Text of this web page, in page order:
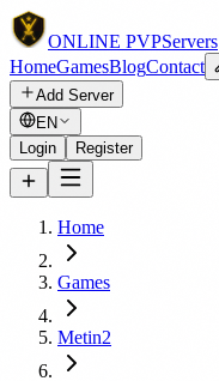
ONLINE PVPServers
HomeGamesBlogContact
Add Server
EN
Login
Register
Home
Games
Metin2